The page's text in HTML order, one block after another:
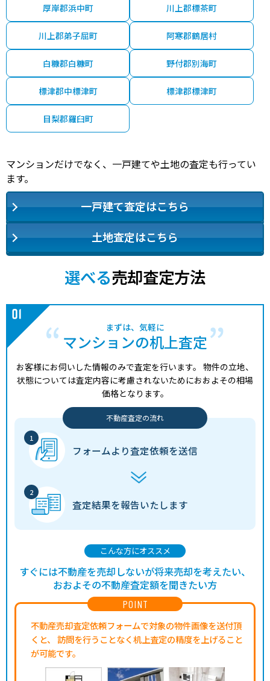
厚岸郡浜中町 川上郡標茶町
川上郡弟子屈町 阿寒郡鶴居村
白糠郡白糠町 野付郡別海町
標津郡中標津町 標津郡標津町
目梨郡羅臼町
マンションだけでなく、一戸建てや土地の査定も行ってい
ます。
一戸建て査定はこちら
土地査定はこちら
選べる売却査定方法
まずは、気軽に
マンションの机上査定
お客様にお伺いした情報のみで査定を行います。 物件の立地、
状態については査定内容に考慮されないためにおおよその相場
価格となります。
不動産査定の流れ
フォームより査定依頼を送信
査定結果を報告いたします
POINT
不動産売却査定依頼フォームで対象の物件画像を送付頂
くと、
訪問を行うことなく机上査定の精度を上げること
が可能です。
こんな方にオススメ
すぐには不動産を売却しないが将来売却を考えたい、
おおよその不動産査定額を聞きたい方